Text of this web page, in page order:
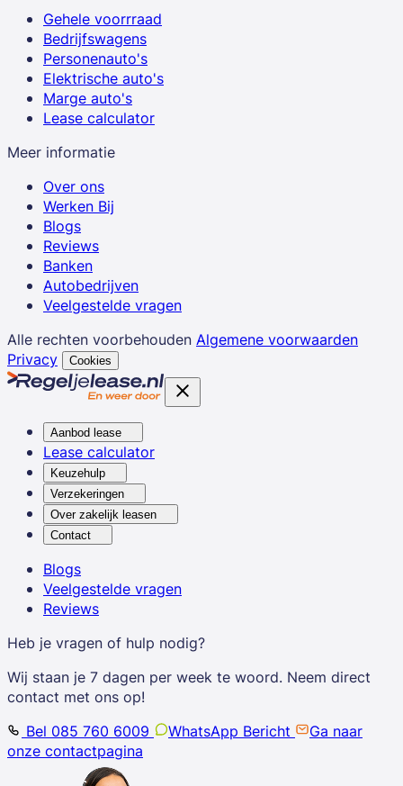
Gehele voorrraad
Bedrijfswagens
Personenauto's
Elektrische auto's
Marge auto's
Lease calculator
Meer informatie
Over ons
Werken Bij
Blogs
Reviews
Banken
Autobedrijven
Veelgestelde vragen
Alle rechten voorbehouden Algemene voorwaarden
Privacy
Cookies
Aanbod lease
Lease calculator
Keuzehulp
Verzekeringen
Over zakelijk leasen
Contact
Blogs
Veelgestelde vragen
Reviews
Heb je vragen of hulp nodig?
Wij staan je 7 dagen per week te woord. Neem direct
contact met ons op!
Bel 085 760 6009
WhatsApp Bericht
Ga naar
onze contactpagina